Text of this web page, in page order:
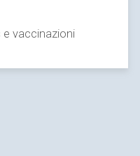
e vaccinazioni